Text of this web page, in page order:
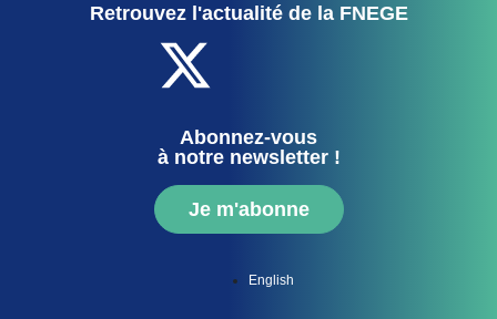
Retrouvez l'actualité de la FNEGE
Abonnez-vous
à notre newsletter !
Je m'abonne
English